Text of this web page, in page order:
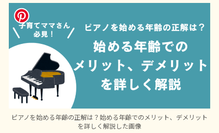
ピアノを始める年齢の正解は？始める年齢でのメリット、デメリット
を詳しく解説した画像